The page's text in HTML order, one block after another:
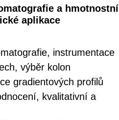
a hmotnostní
aplikace
instrumentace
výběr kolon
gradientových profilů
kvalitativní a